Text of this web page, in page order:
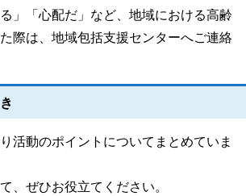
る」「心配だ」など、地域における高齢
際は、地域包括支援センターへご連絡
活動のポイントについてまとめていま
、ぜひお役立てください。